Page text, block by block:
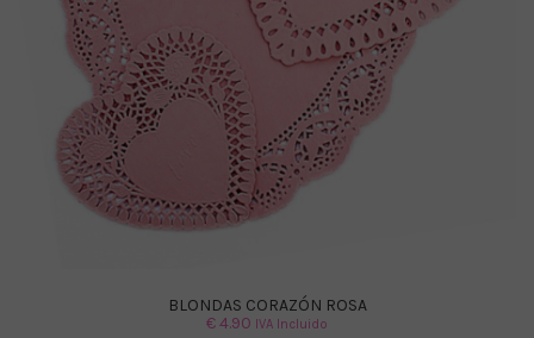
BLONDAS CORAZÓN ROSA
€4.90 IVA Incluido